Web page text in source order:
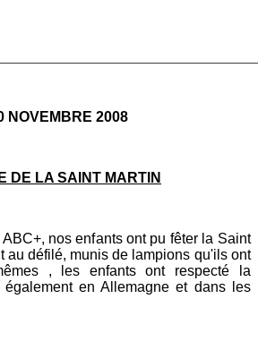
NOVEMBRE 2008
DE LA SAINT MARTIN
nos enfants ont pu fêter la Saint
au défilé, munis de lampions qu'ils ont
, les enfants ont respecté la
en Allemagne et dans les